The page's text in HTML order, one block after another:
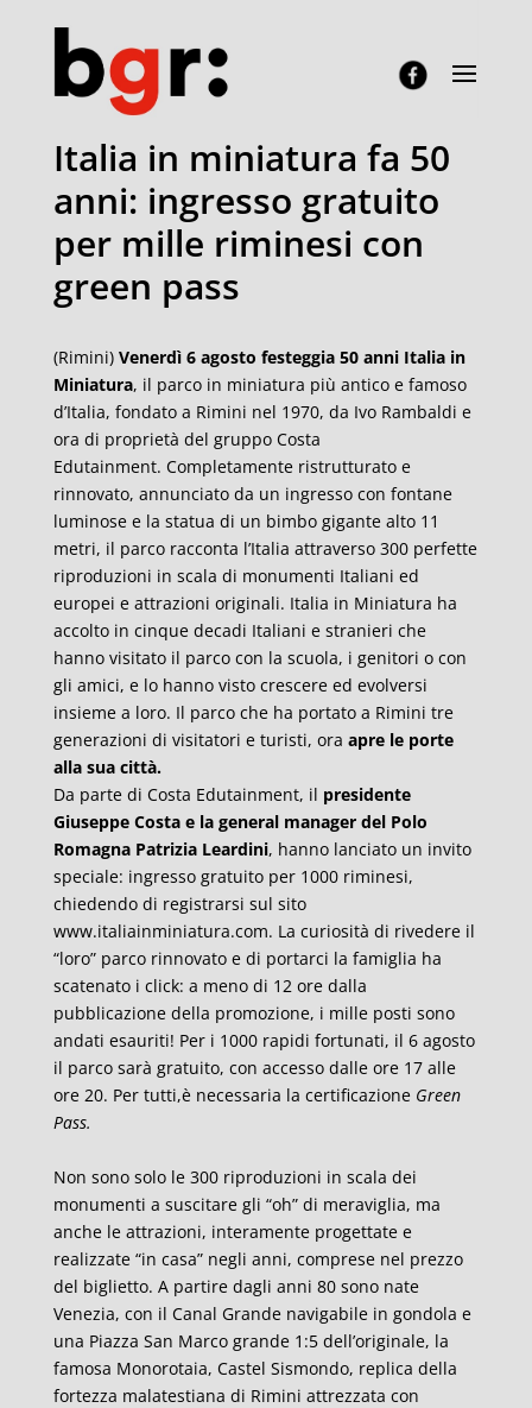
Italia in miniatura fa 50
anni: ingresso gratuito
per mille riminesi con
green pass
(Rimini) Venerdì 6 agosto festeggia 50 anni Italia in
Miniatura, il parco in miniatura più antico e famoso
d’Italia, fondato a Rimini nel 1970, da Ivo Rambaldi e
ora di proprietà del gruppo Costa
Edutainment. Completamente ristrutturato e
rinnovato, annunciato da un ingresso con fontane
luminose e la statua di un bimbo gigante alto 11
metri, il parco racconta l’Italia attraverso 300 perfette
riproduzioni in scala di monumenti Italiani ed
europei e attrazioni originali. Italia in Miniatura ha
accolto in cinque decadi Italiani e stranieri che
hanno visitato il parco con la scuola, i genitori o con
gli amici, e lo hanno visto crescere ed evolversi
insieme a loro. Il parco che ha portato a Rimini tre
generazioni di visitatori e turisti, ora apre le porte
alla sua città.
Da parte di Costa Edutainment, il presidente
Giuseppe Costa e la general manager del Polo
Romagna Patrizia Leardini, hanno lanciato un invito
speciale: ingresso gratuito per 1000 riminesi,
chiedendo di registrarsi sul sito
www.italiainminiatura.com. La curiosità di rivedere il
“loro” parco rinnovato e di portarci la famiglia ha
scatenato i click: a meno di 12 ore dalla
pubblicazione della promozione, i mille posti sono
andati esauriti! Per i 1000 rapidi fortunati, il 6 agosto
il parco sarà gratuito, con accesso dalle ore 17 alle
ore 20. Per tutti,è necessaria la certificazione Green
Pass.
Non sono solo le 300 riproduzioni in scala dei
monumenti a suscitare gli “oh” di meraviglia, ma
anche le attrazioni, interamente progettate e
realizzate “in casa” negli anni, comprese nel prezzo
del biglietto. A partire dagli anni 80 sono nate
Venezia, con il Canal Grande navigabile in gondola e
una Piazza San Marco grande 1:5 dell’originale, la
famosa Monorotaia, Castel Sismondo, replica della
fortezza malatestiana di Rimini attrezzata con